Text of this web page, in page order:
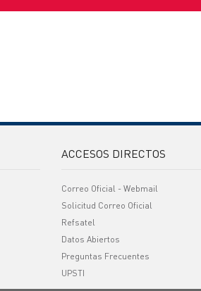
ACCESOS DIRECTOS
Correo Oficial - Webmail
Solicitud Correo Oficial
Refsatel
Datos Abiertos
Preguntas Frecuentes
UPSTI